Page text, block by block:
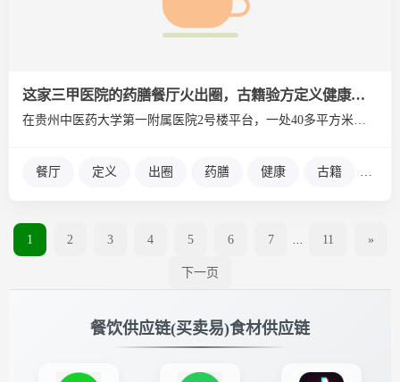
这家三甲医院的药膳餐厅火出圈，古籍验方定义健康新食尚
在贵州中医药大学第一附属医院2号楼平台，一处40多平方米的空...
餐厅 定义 出圈 药膳 健康 古籍
1 2 3 4 5 6 7 ... 11 »
下一页
餐饮供应链(买卖易)食材供应链